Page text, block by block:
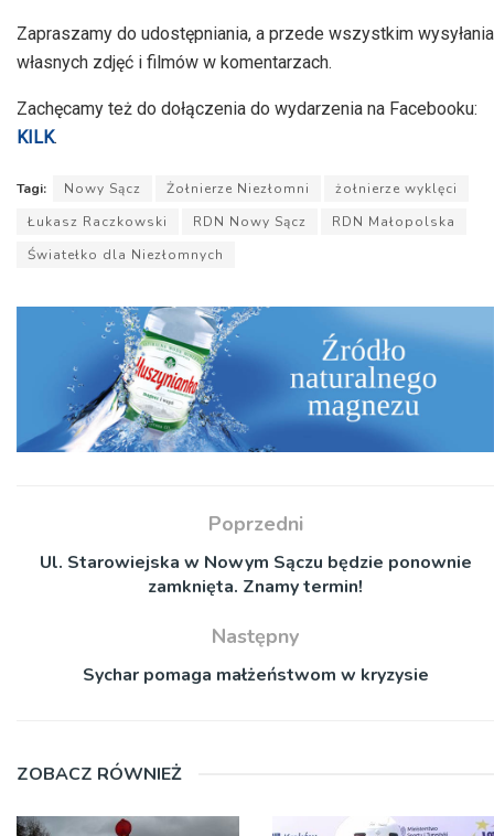
Zapraszamy do udostępniania, a przede wszystkim wysyłania
własnych zdjęć i filmów w komentarzach.
Zachęcamy też do dołączenia do wydarzenia na Facebooku:
KILK.
Tagi: Nowy Sącz Żołnierze Niezłomni
żołnierze wyklęci
Łukasz Raczkowski
RDN Nowy Sącz
RDN Małopolska
Światełko dla Niezłomnych
Poprzedni
Ul. Starowiejska w Nowym Sączu będzie ponownie
zamknięta. Znamy termin!
Następny
Sychar pomaga małżeństwom w kryzysie
ZOBACZ RÓWNIEŻ